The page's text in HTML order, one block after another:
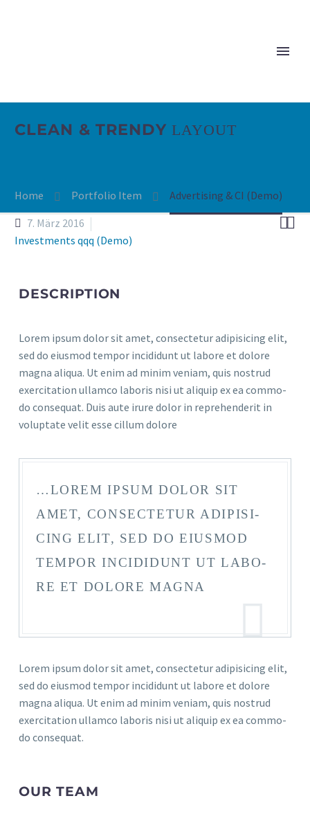
CLEAN & TRENDY LAYOUT
Home Portfolio Item Adver­ti­sing & CI (Demo)

7. März 2016
Investments qqq (Demo)
DESCRIP­TI­ON
Lorem ipsum dolor sit amet, con­sec­te­tur adi­pi­si­cing elit,
sed do eius­mod tem­por inci­didunt ut labo­re et dolo­re
magna ali­qua. Ut enim ad minim veniam, quis nostrud
exer­ci­ta­ti­on ullam­co labo­ris nisi ut ali­quip ex ea com­mo­
do con­se­quat. Duis aute irure dolor in repre­hen­de­rit in
volupt­ate velit esse cil­lum dolore
…LOREM IPSUM DOLOR SIT
AMET, CON­SEC­TE­TUR ADI­PI­SI­
CING ELIT, SED DO EIUS­MOD
TEM­POR INCI­DIDUNT UT LABO­
RE ET DOLO­RE MAGNA
Lorem ipsum dolor sit amet, con­sec­te­tur adi­pi­si­cing elit,
sed do eius­mod tem­por inci­didunt ut labo­re et dolo­re
magna ali­qua. Ut enim ad minim veniam, quis nostrud
exer­ci­ta­ti­on ullam­co labo­ris nisi ut ali­quip ex ea com­mo­
do consequat.
OUR TEAM